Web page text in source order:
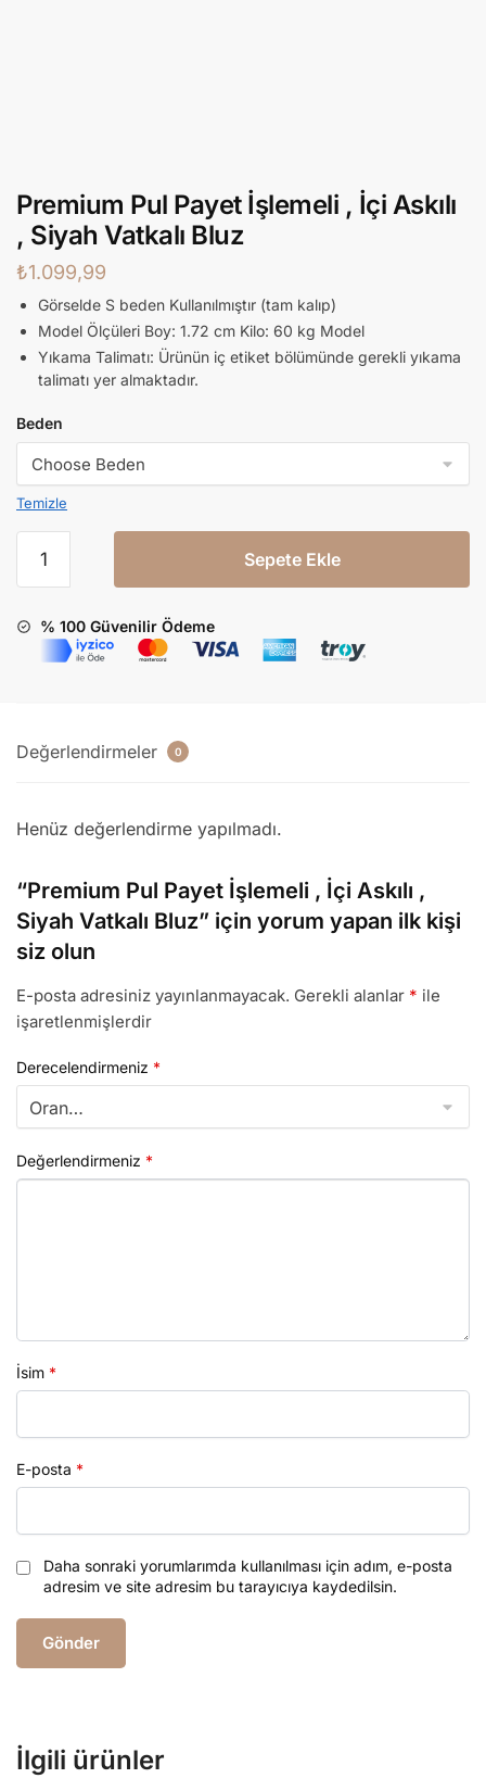
Premium Pul Payet İşlemeli , İçi Askılı
, Siyah Vatkalı Bluz
₺1.099,99
Görselde S beden Kullanılmıştır (tam kalıp)
Model Ölçüleri Boy: 1.72 cm Kilo: 60 kg Model
Yıkama Talimatı: Ürünün iç etiket bölümünde gerekli yıkama
talimatı yer almaktadır.
Beden
Temizle
Sepete Ekle
% 100 Güvenilir Ödeme
Değerlendirmeler 0
Henüz değerlendirme yapılmadı.
“Premium Pul Payet İşlemeli , İçi Askılı ,
Siyah Vatkalı Bluz” için yorum yapan ilk kişi
siz olun
E-posta adresiniz yayınlanmayacak. Gerekli alanlar * ile
işaretlenmişlerdir
Derecelendirmeniz *
Değerlendirmeniz *
İsim *
E-posta *
Daha sonraki yorumlarımda kullanılması için adım, e-posta
adresim ve site adresim bu tarayıcıya kaydedilsin.
İlgili ürünler